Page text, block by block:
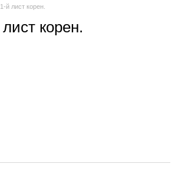
й лист корен.
корен.